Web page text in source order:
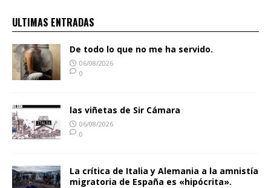
ULTIMAS ENTRADAS
De todo lo que no me ha servido.
06/08/2026
0
las viñetas de Sir Cámara
06/08/2026
0
La crítica de Italia y Alemania a la amnistía
migratoria de España es «hipócrita».